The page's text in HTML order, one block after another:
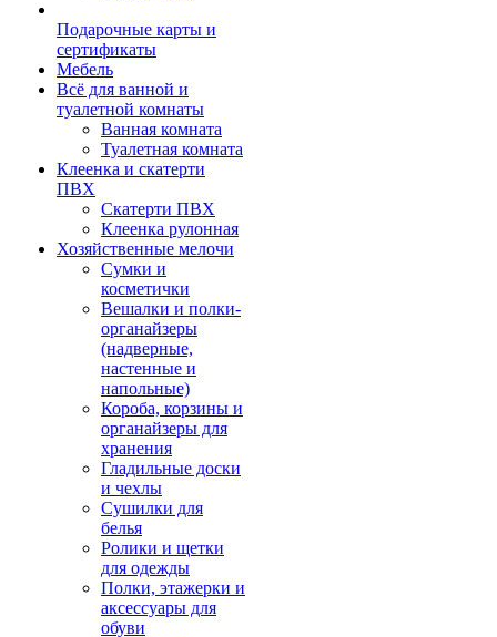
Подарочные карты и
сертификаты
Мебель
Всё для ванной и
туалетной комнаты
Ванная комната
Туалетная комната
Клеенка и скатерти
ПВХ
Скатерти ПВХ
Клеенка рулонная
Хозяйственные мелочи
Сумки и
косметички
Вешалки и полки-
органайзеры
(надверные,
настенные и
напольные)
Короба, корзины и
органайзеры для
хранения
Гладильные доски
и чехлы
Сушилки для
белья
Ролики и щетки
для одежды
Полки, этажерки и
аксессуары для
обуви